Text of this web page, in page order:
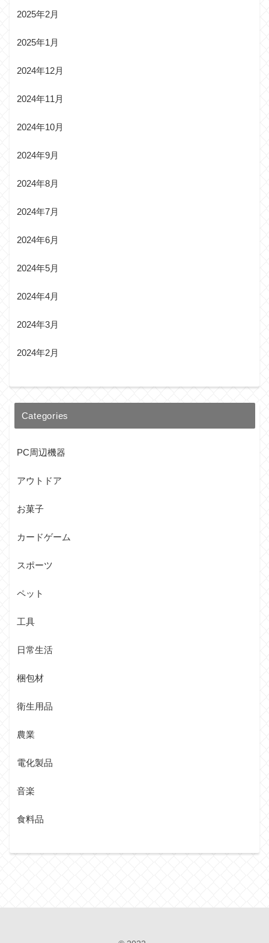
2025年2月
2025年1月
2024年12月
2024年11月
2024年10月
2024年9月
2024年8月
2024年7月
2024年6月
2024年5月
2024年4月
2024年3月
2024年2月
Categories
PC周辺機器
アウトドア
お菓子
カードゲーム
スポーツ
ペット
工具
日常生活
梱包材
衛生用品
農業
電化製品
音楽
食料品